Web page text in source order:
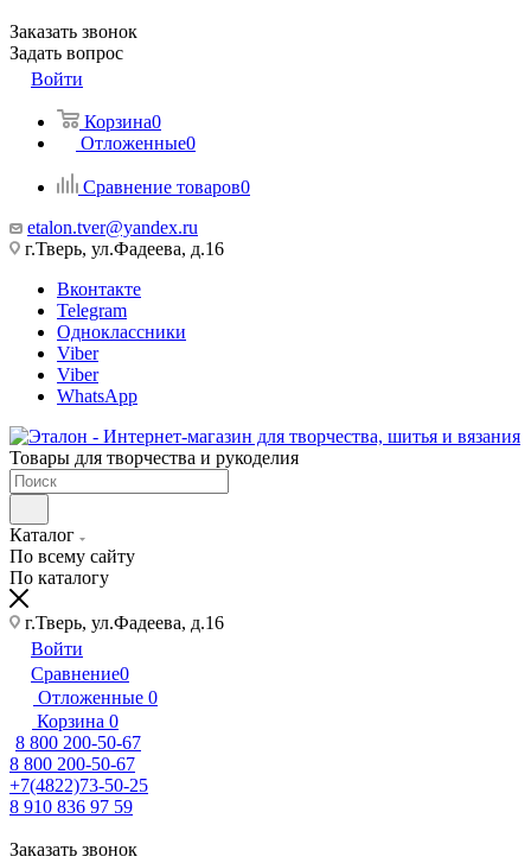
Заказать звонок
Задать вопрос
Войти
Корзина0
Отложенные0
Сравнение товаров0
etalon.tver@yandex.ru
г.Тверь, ул.Фадеева, д.16
Вконтакте
Telegram
Одноклассники
Viber
Viber
WhatsApp
Товары для творчества и рукоделия
Каталог
По всему сайту
По каталогу
г.Тверь, ул.Фадеева, д.16
Войти
Сравнение0
Отложенные 0
Корзина 0
8 800 200-50-67
8 800 200-50-67
+7(4822)73-50-25
8 910 836 97 59
Заказать звонок